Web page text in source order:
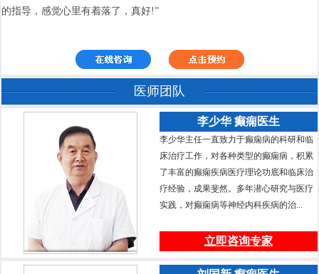
的指导，感觉心里有着落了，真好!”
医师团队
李少华 癫痫医生
李少华主任一直致力于癫痫病的科研和临
床治疗工作，对各种类型的癫痫病，积累
了丰富的癫痫疾病医疗理论功底和临床治
疗经验，成果斐然。多年潜心研究与医疗
实践，对癫痫病等神经内科疾病的治...
立即咨询专家